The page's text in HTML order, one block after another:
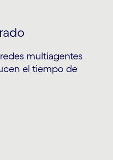
multiagentes
el tiempo de